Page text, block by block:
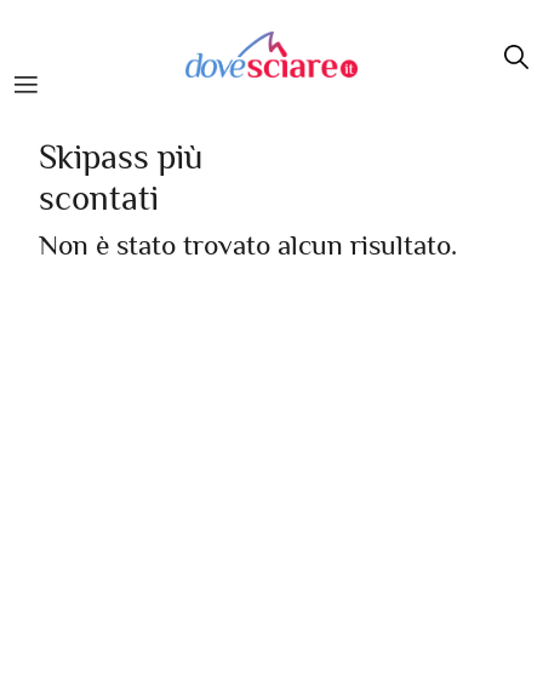
Skipass più
scontati
Non è stato trovato alcun risultato.